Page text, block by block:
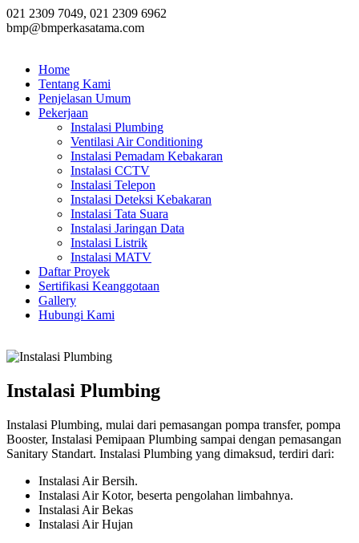
021 2309 7049, 021 2309 6962
bmp@bmperkasatama.com
Home
Tentang Kami
Penjelasan Umum
Pekerjaan
Instalasi Plumbing
Ventilasi Air Conditioning
Instalasi Pemadam Kebakaran
Instalasi CCTV
Instalasi Telepon
Instalasi Deteksi Kebakaran
Instalasi Tata Suara
Instalasi Jaringan Data
Instalasi Listrik
Instalasi MATV
Daftar Proyek
Sertifikasi Keanggotaan
Gallery
Hubungi Kami
Instalasi Plumbing
Instalasi Plumbing, mulai dari pemasangan pompa transfer, pompa
Booster, Instalasi Pemipaan Plumbing sampai dengan pemasangan
Sanitary Standart. Instalasi Plumbing yang dimaksud, terdiri dari:
Instalasi Air Bersih.
Instalasi Air Kotor, beserta pengolahan limbahnya.
Instalasi Air Bekas
Instalasi Air Hujan